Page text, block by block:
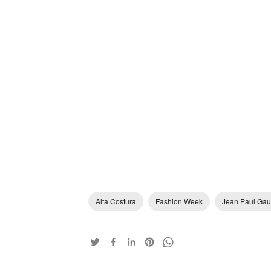
Alta Costura Fashion Week Jean Paul